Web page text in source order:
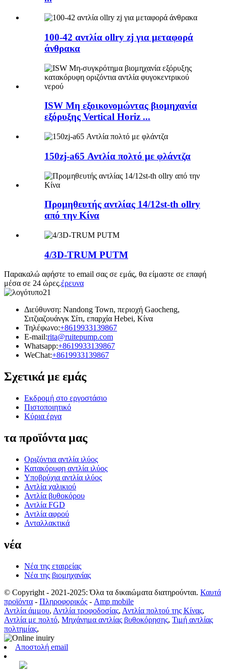
100-42 αντλία ollry zj για μεταφορά
άνθρακα
ISW Μη εξοικονομώντας βιομηχανία
εξόρυξης Vertical Horiz ...
150zj-a65 Αντλία πολτό με φλάντζα
Προμηθευτής αντλίας 14/12st-th ollry
από την Κίνα
4/3D-TRUM PUTM
Παρακαλώ αφήστε το email σας σε εμάς, θα είμαστε σε επαφή
μέσα σε 24 ώρες.έρευνα
Διεύθυνση: Nandong Town, περιοχή Gaocheng,
Σιτζιαζουάνγκ Σίτι, επαρχία Hebei, Κίνα
Τηλέφωνο:+8619933139867
E-mail:rita@ruitepump.com
Whatsapp:+8619933139867
WeChat:+8619933139867
Σχετικά με εμάς
Εκδρομή στο εργοστάσιο
Πιστοποιητικό
Κύρια έργα
τα προϊόντα μας
Οριζόντια αντλία ιλύος
Κατακόρυφη αντλία ιλύος
Υποβρύχια αντλία ιλύος
Αντλία χαλικιού
Αντλία βυθοκόρου
Αντλία FGD
Αντλία αφρού
Ανταλλακτικά
νέα
Νέα της εταιρείας
Νέα της βιομηχανίας
© Copyright - 2021-2025: Όλα τα δικαιώματα διατηρούνται. Καυτά
προϊόντα - Πληροφορικός - Amp mobile
Αντλία άμμου, Αντλία τροφοδοσίας, Αντλία πολτού της Κίνας,
Αντλία με πολτό, Μηχάνημα αντλίας βυθοκόρησης, Τιμή αντλίας
πολτημίας,
Αποστολή email